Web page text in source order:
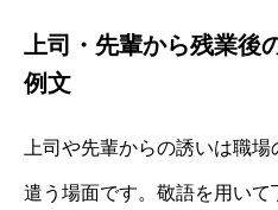
上司・先輩から残業後
例文
上司や先輩からの誘いは職
遣う場面です。敬語を用い